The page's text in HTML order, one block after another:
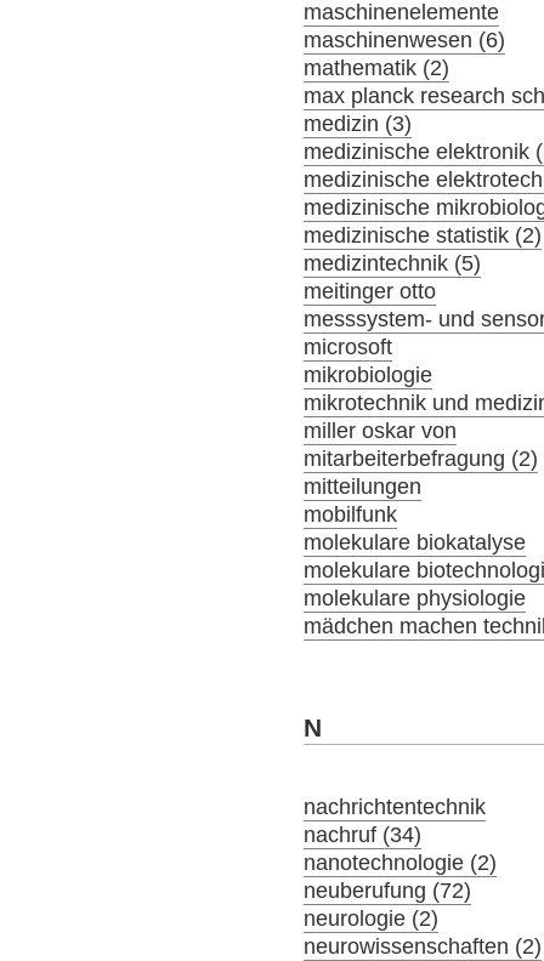
maschinenelemente
maschinenwesen (6)
mathematik (2)
max planck research
medizin (3)
medizinische elektronik
medizinische
medizinische
medizinische statistik (2)
medizintechnik (5)
meitinger otto
messsystem- und
microsoft
mikrobiologie
mikrotechnik und
miller oskar von
mitarbeiterbefragung (2)
mitteilungen
mobilfunk
molekulare biokatalyse
molekulare
molekulare physiologie
mädchen machen
N
nachrichtentechnik
nachruf (34)
nanotechnologie (2)
neuberufung (72)
neurologie (2)
neurowissenschaften (2)